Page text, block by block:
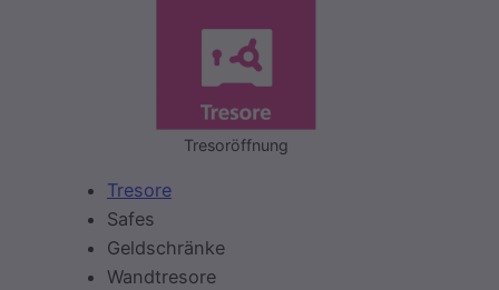
Tresoröffnung
Tresore
Safes
Geldschränke
Wandtresore